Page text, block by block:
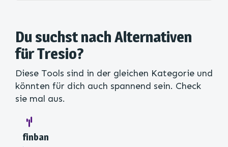
Du suchst nach Alternativen
für Tresio?
Diese Tools sind in der gleichen Kategorie und
könnten für dich auch spannend sein. Check
sie mal aus.
finban